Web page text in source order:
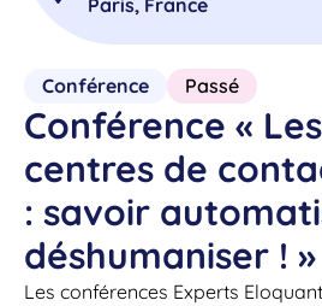
Paris, France
Conférence Passé
Conférence «
centres de
: savoir
déshumaniser ! »
Les conférences Experts